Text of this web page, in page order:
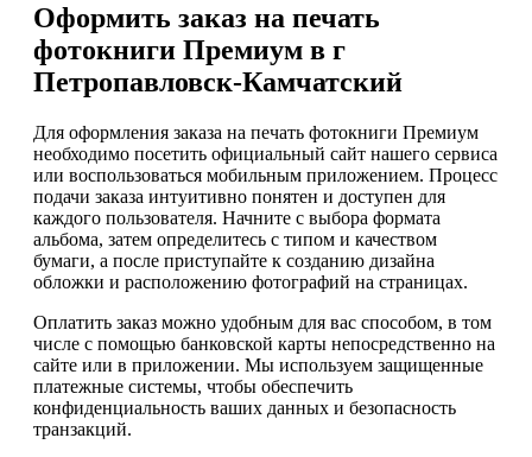
Оформить заказ на печать
фотокниги Премиум в г
Петропавловск-Камчатский
Для оформления заказа на печать фотокниги Премиум
необходимо посетить официальный сайт нашего сервиса
или воспользоваться мобильным приложением. Процесс
подачи заказа интуитивно понятен и доступен для
каждого пользователя. Начните с выбора формата
альбома, затем определитесь с типом и качеством
бумаги, а после приступайте к созданию дизайна
обложки и расположению фотографий на страницах.
Оплатить заказ можно удобным для вас способом, в том
числе с помощью банковской карты непосредственно на
сайте или в приложении. Мы используем защищенные
платежные системы, чтобы обеспечить
конфиденциальность ваших данных и безопасность
транзакций.